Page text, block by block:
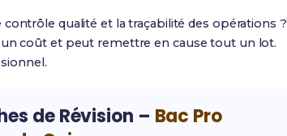
qualité et la traçabilité des opérations ?
coût et peut remettre en cause tout un lot.
de Révision – Bac Pro